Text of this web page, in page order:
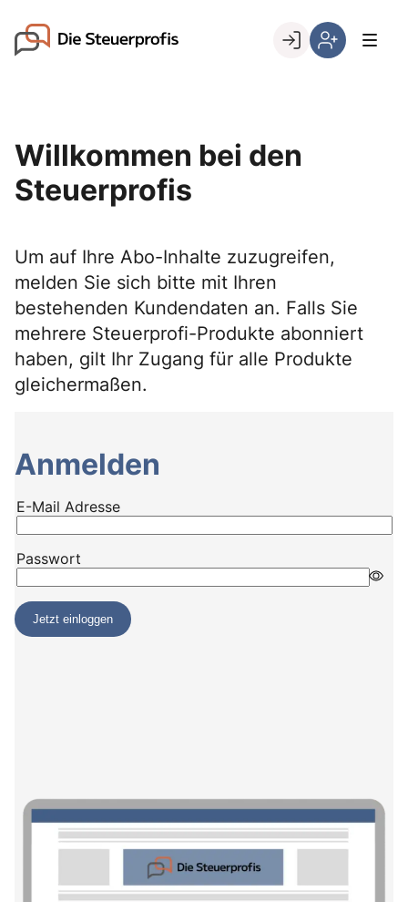
content
Go to landing page.
sind
Willkommen bei den
Steuerprofis
Um auf Ihre Abo-Inhalte zuzugreifen,
melden Sie sich bitte mit Ihren
bestehenden Kundendaten an. Falls Sie
mehrere Steuerprofi-Produkte abonniert
haben, gilt Ihr Zugang für alle Produkte
gleichermaßen.
Anmelden